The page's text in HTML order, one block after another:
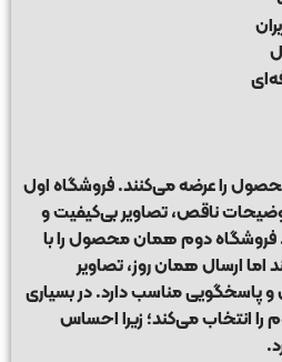
را عرضه می‌کنند. فروشگاه اول
توضیحات ناقص، تصاویر بی‌کیفیت و
فروشگاه دوم همان محصول را با
اما ارسال همان روز، تصاویر
مناسب دارد. در بسیاری
را انتخاب می‌کند؛ زیرا احساس